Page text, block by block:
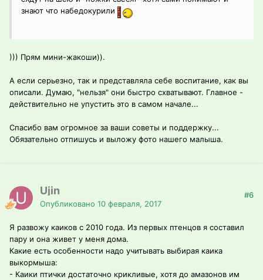
знают что набедокурили
))) Прям мини-жакоши)).
А если серьезно, так и представляла себе воспитание, как вы
описали. Думаю, "нельзя" они быстро схватывают. Главное -
действительно не упустить это в самом начале...
Спасибо вам огромное за ваши советы и поддержку...
Обязательно отпишусь и выложу фото нашего малыша.
Ujin
Опубликовано 10 февраля, 2017
#6
Я развожу каиков с 2010 года. Из первых птенцов я составил
пару и она живет у меня дома.
Какие есть особенности надо учитывать выбирая каика
выкормыша:
- Каики птички достаточно крикливые, хотя до амазонов им